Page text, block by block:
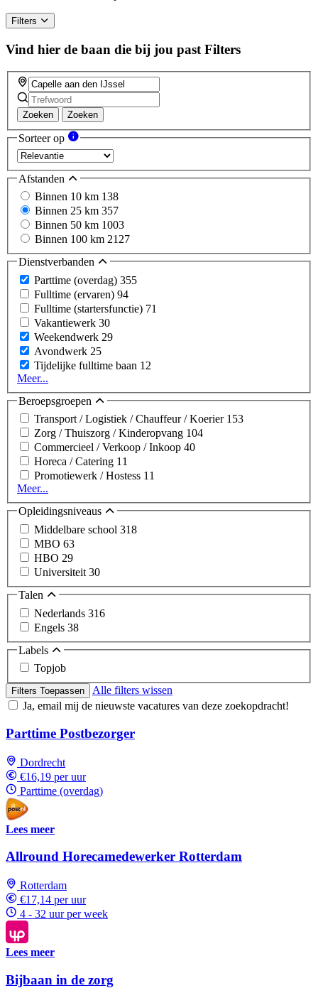
Filters
Vind hier de baan die bij jou past Filters
Zoeken Zoeken
Sorteer op
Afstanden
Binnen 10 km 138
Binnen 25 km 357
Binnen 50 km 1003
Binnen 100 km 2127
Dienstverbanden
Parttime (overdag) 355
Fulltime (ervaren) 94
Fulltime (startersfunctie) 71
Vakantiewerk 30
Weekendwerk 29
Avondwerk 25
Tijdelijke fulltime baan 12
Meer...
Beroepsgroepen
Transport / Logistiek / Chauffeur / Koerier 153
Zorg / Thuiszorg / Kinderopvang 104
Commercieel / Verkoop / Inkoop 40
Horeca / Catering 11
Promotiewerk / Hostess 11
Meer...
Opleidingsniveaus
Middelbare school 318
MBO 63
HBO 29
Universiteit 30
Talen
Nederlands 316
Engels 38
Labels
Topjob
Filters Toepassen
Alle filters wissen
Ja, email mij de nieuwste vacatures van deze zoekopdracht!
Parttime Postbezorger
Dordrecht
€16,19 per uur
Parttime (overdag)
Lees meer
Allround Horecamedewerker Rotterdam
Rotterdam
€17,14 per uur
4 - 32 uur per week
Lees meer
Bijbaan in de zorg